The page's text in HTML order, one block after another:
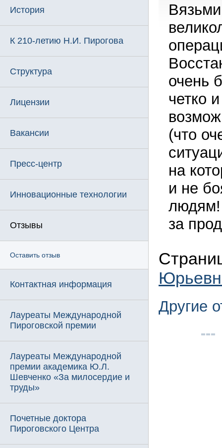
История
К 210-летию Н.И. Пирогова
Структура
Лицензии
Вакансии
Пресс-центр
Инновационные технологии
Отзывы
Оставить отзыв
Контактная информация
Лауреаты Международной
Пироговской премии
Лауреаты Международной
премии академика Ю.Л.
Шевченко «За милосердие и
труды»
Почетные доктора
Пироговского Центра
очень
четко
(что
на
и не
людям!
за
Другие